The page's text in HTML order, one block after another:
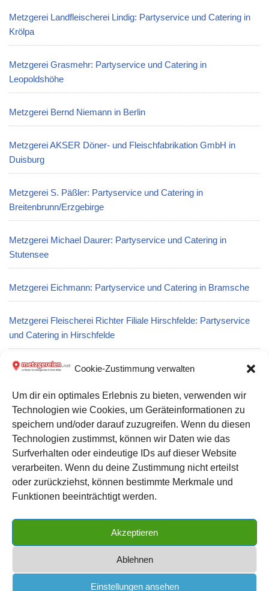
Cookie-Zustimmung verwalten
Um dir ein optimales Erlebnis zu bieten, verwenden wir
Technologien wie Cookies, um Geräteinformationen zu
speichern und/oder darauf zuzugreifen. Wenn du diesen
Technologien zustimmst, können wir Daten wie das
Surfverhalten oder eindeutige IDs auf dieser Website
verarbeiten. Wenn du deine Zustimmung nicht erteilst
oder zurückziehst, können bestimmte Merkmale und
Funktionen beeinträchtigt werden.
Akzeptieren
Ablehnen
Einstellungen ansehen
Metzgerei Landfleischerei Lindig: Partyservice und Catering in
Krölpa
Metzgerei Grasmehr: Partyservice und Catering in
Leopoldshöhe
Metzgerei Bernd Niemann in Berlin
Metzgerei AKSER Döner- und Fleischfabrikation GmbH in
Duisburg
Metzgerei S. Päßler: Partyservice und Catering in
Breitenbrunn/Erzgebirge
Metzgerei Michael Daurer: Partyservice und Catering in
Stutensee
Metzgerei Eichmann: Partyservice und Catering in Bramsche
Metzgerei Fleischerei Richter Filiale Hirschfelde: Partyservice
und Catering in Hirschfelde
Metzgerei Hilger Paul Fleischwarenfabrik GmbH: Partyservice
Metzgerei Karl-Heinz Quanz: Partyservice und Catering in
Burghaun
Kontakt zu uns